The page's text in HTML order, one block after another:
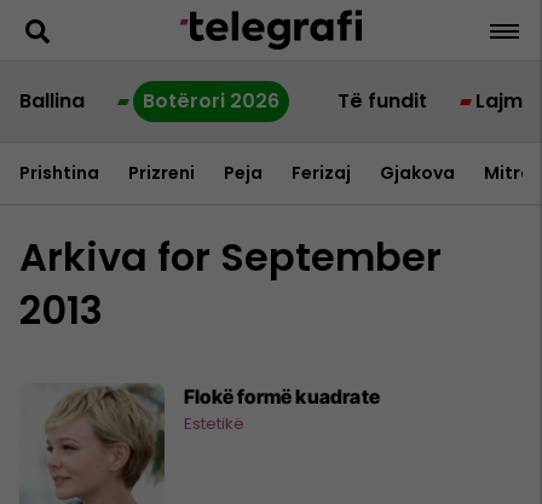
Ballina Botërori 2026 Të fundit Lajme
Prishtina Prizreni Peja Ferizaj Gjakova
Arkiva for September
2013
Flokë formë kuadrate
Estetikë